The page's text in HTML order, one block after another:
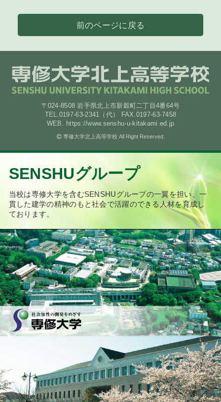
前のページに戻る
〒024-8508 岩手県北上市新穀町二丁目4番64号
TEL.0197-63-2341（代） FAX.0197-63-7458
WEB. https://www.senshu-u-kitakami.ed.jp
専修大学北上高等学校 All Right Reserved.
SENSHUグループ
当校は専修大学を含むSENSHUグループの一翼を担い、 一
貫した建学の精神のもと社会で活躍のできる人材を育成し
ております。